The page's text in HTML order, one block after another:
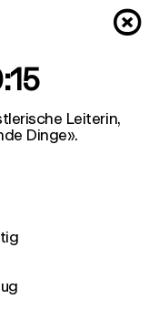
×
Leiterin,
Dinge».